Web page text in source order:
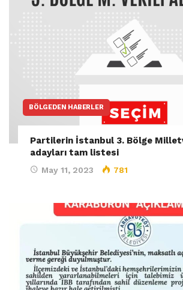
BÖLGEDEN HABERLER
Partilerin İstanbul 3. Bölge
adayları tam listesi
May 11, 2023 781